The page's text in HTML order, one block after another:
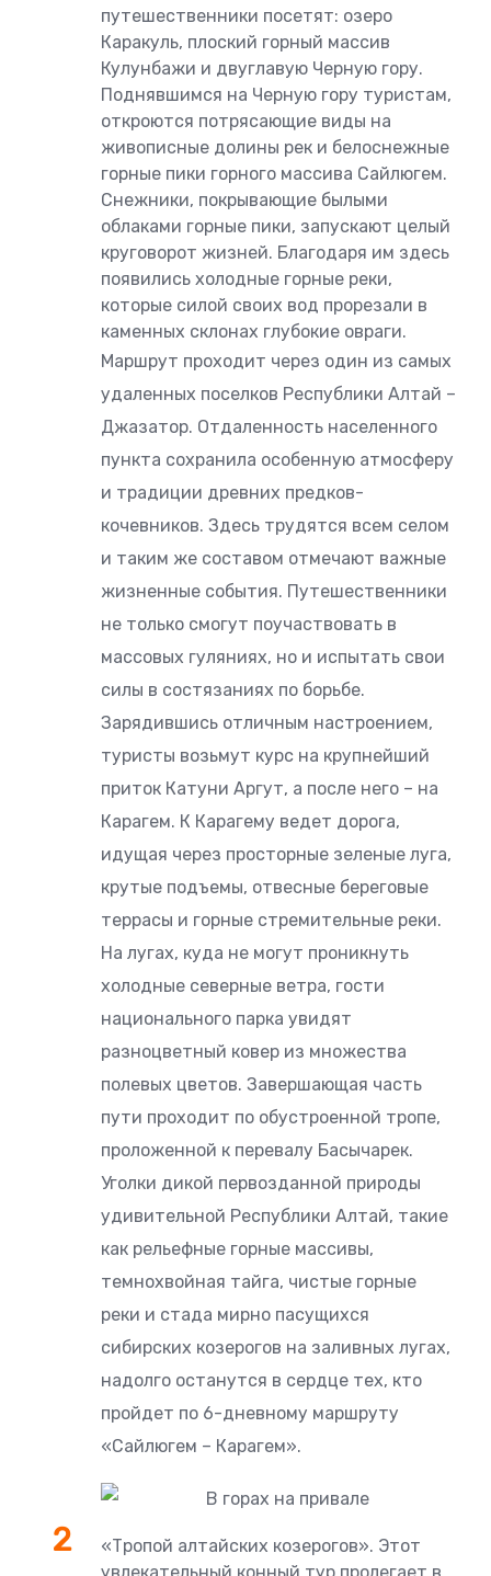
путешественники посетят: озеро
Каракуль, плоский горный массив
Кулунбажи и двуглавую Черную гору.
Поднявшимся на Черную гору туристам,
откроются потрясающие виды на
живописные долины рек и белоснежные
горные пики горного массива Сайлюгем.
Снежники, покрывающие былыми
облаками горные пики, запускают целый
круговорот жизней. Благодаря им здесь
появились холодные горные реки,
которые силой своих вод прорезали в
каменных склонах глубокие овраги.
Маршрут проходит через один из самых
удаленных поселков Республики Алтай –
Джазатор. Отдаленность населенного
пункта сохранила особенную атмосферу
и традиции древних предков-
кочевников. Здесь трудятся всем селом
и таким же составом отмечают важные
жизненные события. Путешественники
не только смогут поучаствовать в
массовых гуляниях, но и испытать свои
силы в состязаниях по борьбе.
Зарядившись отличным настроением,
туристы возьмут курс на крупнейший
приток Катуни Аргут, а после него – на
Карагем. К Карагему ведет дорога,
идущая через просторные зеленые луга,
крутые подъемы, отвесные береговые
террасы и горные стремительные реки.
На лугах, куда не могут проникнуть
холодные северные ветра, гости
национального парка увидят
разноцветный ковер из множества
полевых цветов. Завершающая часть
пути проходит по обустроенной тропе,
проложенной к перевалу Басычарек.
Уголки дикой первозданной природы
удивительной Республики Алтай, такие
как рельефные горные массивы,
темнохвойная тайга, чистые горные
реки и стада мирно пасущихся
сибирских козерогов на заливных лугах,
надолго останутся в сердце тех, кто
пройдет по 6-дневному маршруту
«Сайлюгем – Карагем».
«Тропой алтайских козерогов». Этот